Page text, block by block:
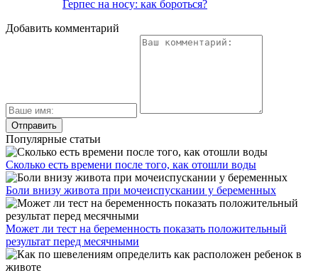
Герпес на носу: как бороться?
Добавить комментарий
Популярные статьи
Сколько есть времени после того, как отошли воды
Боли внизу живота при мочеиспускании у беременных
Может ли тест на беременность показать положительный
результат перед месячными